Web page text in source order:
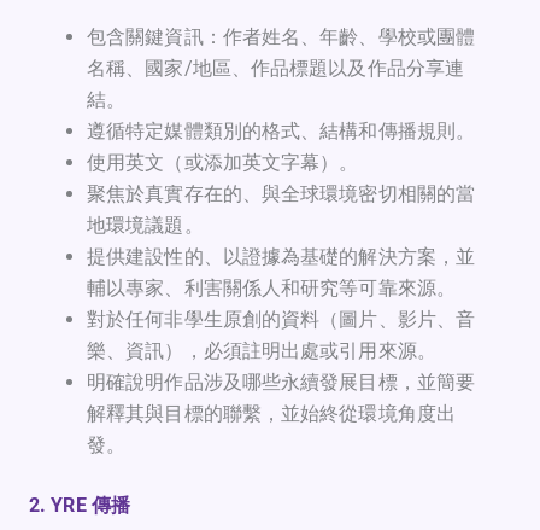
包含關鍵資訊：作者姓名、年齡、學校或團體
名稱、國家/地區、作品標題以及作品分享連
結。
遵循特定媒體類別的格式、結構和傳播規則。
使用英文（或添加英文字幕）。
聚焦於真實存在的、與全球環境密切相關的當
地環境議題。
提供建設性的、以證據為基礎的解決方案，並
輔以專家、利害關係人和研究等可靠來源。
對於任何非學生原創的資料（圖片、影片、音
樂、資訊），必須註明出處或引用來源。
明確說明作品涉及哪些永續發展目標，並簡要
解釋其與目標的聯繫，並始終從環境角度出
發。
2. YRE 傳播